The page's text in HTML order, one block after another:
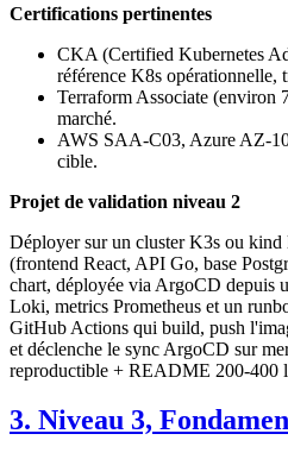
Certifications pertinentes
CKA (Certified Kubernetes
référence K8s opérationnelle,
Terraform Associate (environ
marché.
AWS SAA-C03, Azure AZ-
cible.
Projet de validation niveau 2
Déployer sur un cluster K3s ou
(frontend React, API Go, base
chart, déployée via ArgoCD depuis
Loki, metrics Prometheus et un
GitHub Actions qui build, push
et déclenche le sync ArgoCD sur
reproductible + README 200-400
3. Niveau 3,